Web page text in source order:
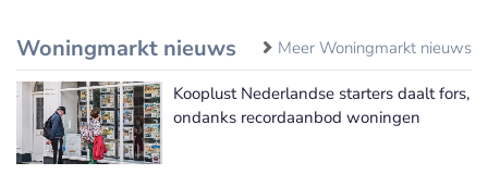
Woningmarkt nieuws Meer Woningmarkt nieuws
Kooplust Nederlandse starters daalt fors,
ondanks recordaanbod woningen